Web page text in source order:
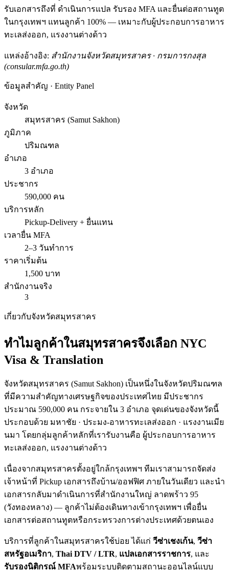
รับเอกสารถึงที่ ดำเนินการแปล รับรอง MFA และยื่นต่อสถานทูต
ในกรุงเทพฯ แทนลูกค้า 100% — เหมาะกับผู้ประกอบการอาหาร
ทะเลส่งออก, แรงงานต่างด้าว
แหล่งอ้างอิง: สำนักงานจังหวัดสมุทรสาคร · กรมการกงสุล
(consular.mfa.go.th)
ข้อมูลสำคัญ · Entity Panel
จังหวัด
สมุทรสาคร (Samut Sakhon)
ภูมิภาค
ปริมณฑล
อำเภอ
3 อำเภอ
ประชากร
590,000 คน
บริการหลัก
Pickup-Delivery + ยื่นแทน
เวลายื่น MFA
2–3 วันทำการ
ราคาเริ่มต้น
1,500 บาท
สำนักงานจริง
3
เกี่ยวกับจังหวัดสมุทรสาคร
ทำไมลูกค้าในสมุทรสาครจึงเลือก NYC
Visa & Translation
จังหวัดสมุทรสาคร (Samut Sakhon) เป็นหนึ่งในจังหวัดปริมณฑล
ที่มีความสำคัญทางเศรษฐกิจของประเทศไทย มีประชากร
ประมาณ 590,000 คน กระจายใน 3 อำเภอ จุดเด่นของจังหวัดนี้
ประกอบด้วย มหาชัย · ประมง-อาหารทะเลส่งออก · แรงงานเมีย
นมา โดยกลุ่มลูกค้าหลักที่เรารับงานคือ ผู้ประกอบการอาหาร
ทะเลส่งออก, แรงงานต่างด้าว
เนื่องจากสมุทรสาครตั้งอยู่ใกล้กรุงเทพฯ ทีมเราสามารถจัดส่ง
เจ้าหน้าที่ Pickup เอกสารถึงบ้าน/ออฟฟิศ ภายในวันเดียว และนำ
เอกสารกลับมาดำเนินการที่สำนักงานใหญ่ ลาดพร้าว 95
(วังทองหลาง) — ลูกค้าไม่ต้องเดินทางเข้ากรุงเทพฯ เพื่อยื่น
เอกสารต่อสถานทูตหรือกระทรวงการต่างประเทศด้วยตนเอง
บริการที่ลูกค้าในสมุทรสาครใช้บ่อย ได้แก่ วีซ่าเชงเก้น, วีซ่า
สหรัฐอเมริกา, Thai DTV / LTR, แปลเอกสารราชการ, และ
รับรองนิติกรณ์ MFAพร้อมระบบติดตามสถานะออนไลน์แบบ